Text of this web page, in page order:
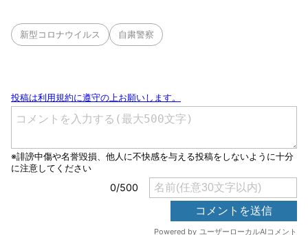
新型コロナウイルス 自粛警察